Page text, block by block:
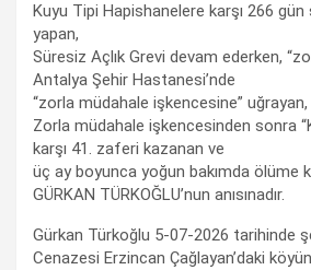
Kuyu Tipi Hapishanelere karşı 266 gün
yapan,
Süresiz Açlık Grevi devam ederken,
Antalya Şehir Hastanesi’nde
“zorla müdahale işkencesine” uğrayan,
Zorla müdahale işkencesinden sonra
karşı 41. zaferi kazanan ve
üç ay boyunca yoğun bakımda ölüme
GÜRKAN TÜRKOĞLU’nun anısınadır.
Gürkan Türkoğlu 5-07-2026 tarihinde
Cenazesi Erzincan Çağlayan’daki